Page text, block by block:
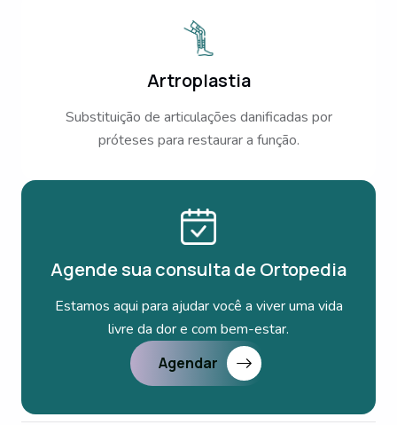
Artroplastia
Substituição de articulações danificadas por
próteses para restaurar a função.
Agende sua consulta de Ortopedia
Estamos aqui para ajudar você a viver uma vida
livre da dor e com bem-estar.
Agendar